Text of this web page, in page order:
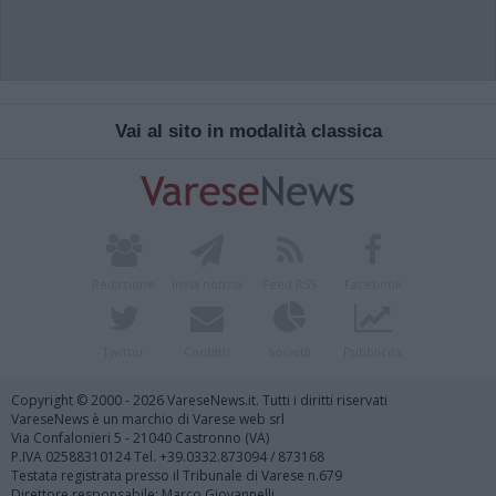
Vai al sito in modalità classica
Copyright © 2000 - 2026 VareseNews.it. Tutti i diritti riservati
VareseNews è un marchio di Varese web srl
Via Confalonieri 5 - 21040 Castronno (VA)
P.IVA 02588310124 Tel. +39.0332.873094 / 873168
Testata registrata presso il Tribunale di Varese n.679